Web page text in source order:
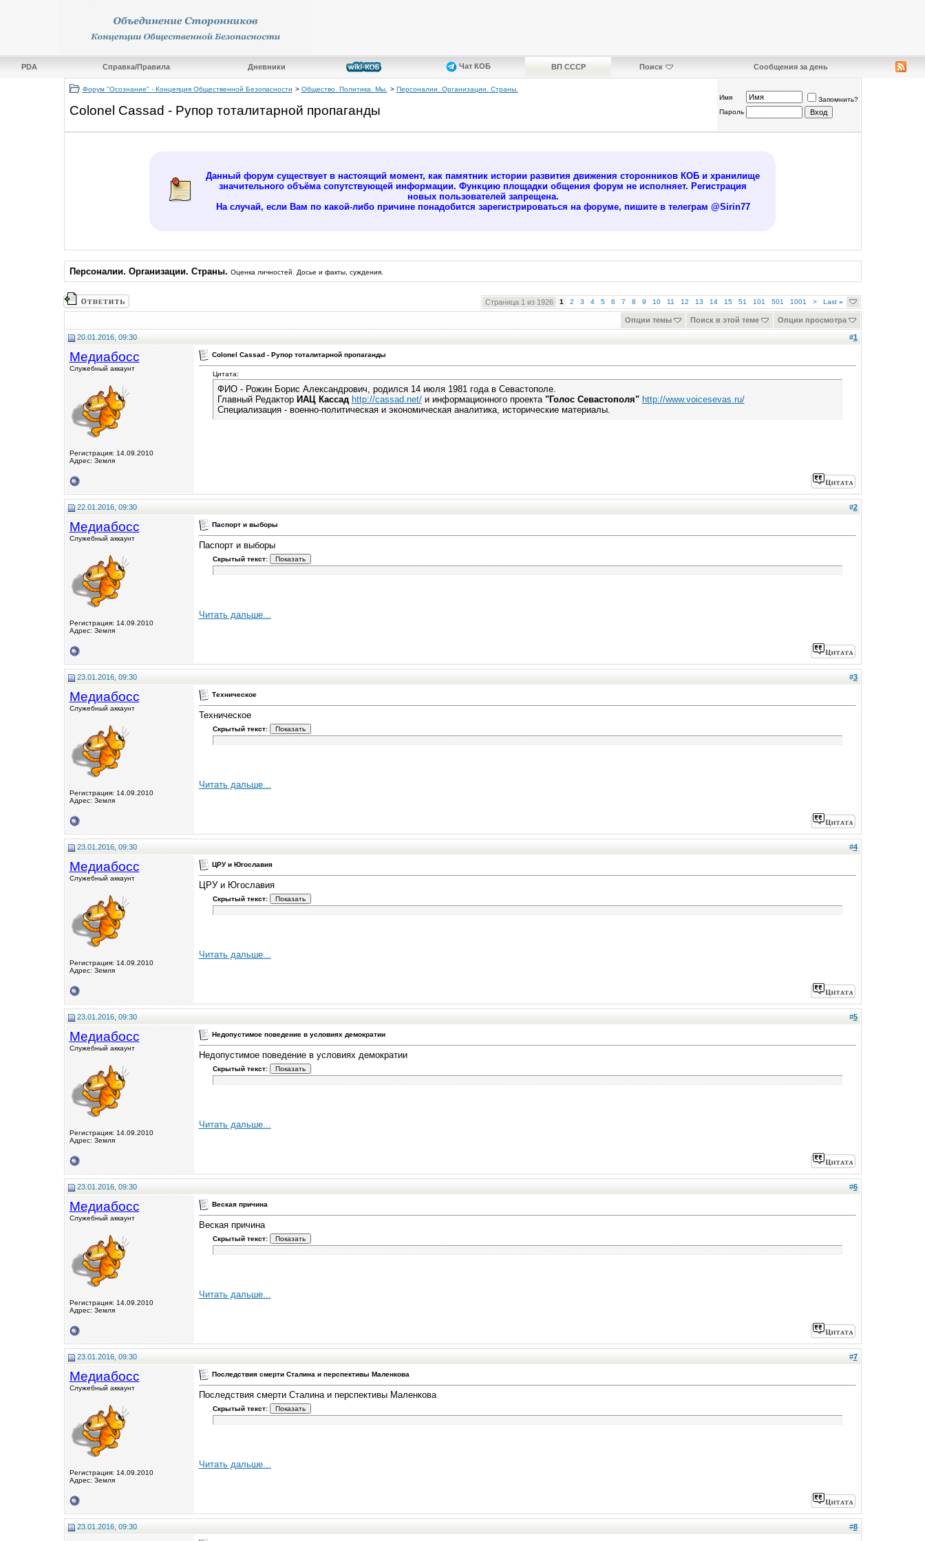
PDA Справка/Правила Дневники Чат КОБ ВП СССР Поиск Сообщения за день
Форум "Осознание" - Концепция Общественной Безопасности > Общество. Политика. Мы. > Персоналии. Организации. Страны.
Colonel Cassad - Рупор тоталитарной пропаганды
Имя
Запомнить?
Пароль
Данный форум существует в настоящий момент, как памятник истории развития движения сторонников КОБ и хранилище
значительного объёма сопутствующей информации. Функцию площадки общения форум не исполняет. Регистрация
новых пользователей запрещена.
На случай, если Вам по какой-либо причине понадобится зарегистрироваться на форуме, пишите в телеграм @Sirin77
Персоналии. Организации. Страны. Оценка личностей. Досье и факты, суждения.
Страница 1 из 1926 1 2 3 4 5 6 7 8 9 10 11 12 13 14 15 51 101 501 1001 > Last»
Опции темы Поиск в этой теме Опции просмотра
20.01.2016, 09:30 #1
Медиабосс
Служебный аккаунт
Регистрация: 14.09.2010
Адрес: Земля
Colonel Cassad - Рупор тоталитарной пропаганды
Цитата:
ФИО - Рожин Борис Александрович, родился 14 июля 1981 года в Севастополе.
Главный Редактор ИАЦ Кассад http://cassad.net/и информационного проекта "Голос Севастополя" http://www.voicesevas.ru/
Специализация - военно-политическая и экономическая аналитика, исторические материалы.
22.01.2016, 09:30 #2
Медиабосс
Служебный аккаунт
Регистрация: 14.09.2010
Адрес: Земля
Паспорт и выборы
Паспорт и выборы
Скрытый текст:
Читать дальше...
23.01.2016, 09:30 #3
Медиабосс
Служебный аккаунт
Регистрация: 14.09.2010
Адрес: Земля
Техническое
Техническое
Скрытый текст:
Читать дальше...
23.01.2016, 09:30 #4
Медиабосс
Служебный аккаунт
Регистрация: 14.09.2010
Адрес: Земля
ЦРУ и Югославия
ЦРУ и Югославия
Скрытый текст:
Читать дальше...
23.01.2016, 09:30 #5
Медиабосс
Служебный аккаунт
Регистрация: 14.09.2010
Адрес: Земля
Недопустимое поведение в условиях демократии
Недопустимое поведение в условиях демократии
Скрытый текст:
Читать дальше...
23.01.2016, 09:30 #6
Медиабосс
Служебный аккаунт
Регистрация: 14.09.2010
Адрес: Земля
Веская причина
Веская причина
Скрытый текст:
Читать дальше...
23.01.2016, 09:30 #7
Медиабосс
Служебный аккаунт
Регистрация: 14.09.2010
Адрес: Земля
Последствия смерти Сталина и перспективы Маленкова
Последствия смерти Сталина и перспективы Маленкова
Скрытый текст:
Читать дальше...
23.01.2016, 09:30 #8